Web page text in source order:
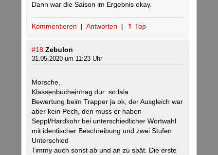
Dann war die Saison im Ergebnis okay.
Kommentieren | Antworten | ⇑ Top
#18 Zebulon
31.05.2020 um 11:23 Uhr
Morsche,
Klassenbucheintrag dur: so lala
Bewertung beim Trapper ja ok, der Ausgleich war
aber kein Pech, den muss er haben
Seppl/Hardkohr bei unterschiedlicher Wortwahl
mit identischer Beschreibung und zwei Stufen
Unterschied
Timmy auch sonst ab und an zu spät. Die erste